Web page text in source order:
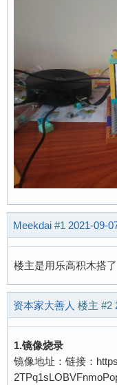
Meekdai #1 2021-09-
楼主是用乐高积木搭
资本家大善人 楼主 #2
1.镜像烧录
镜像地址：链接：